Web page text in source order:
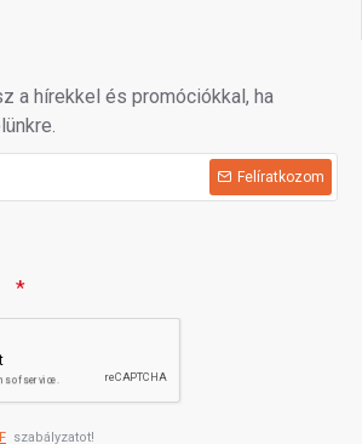
a hírekkel és promóciókkal, ha
Felíratkozom
szabályzatot!